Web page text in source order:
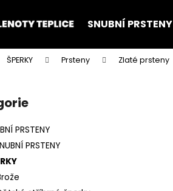
SNUBNÍ PRSTENY
ŠPERKY Prsteny Zlaté prsteny
PRSTENY
PRSTENY